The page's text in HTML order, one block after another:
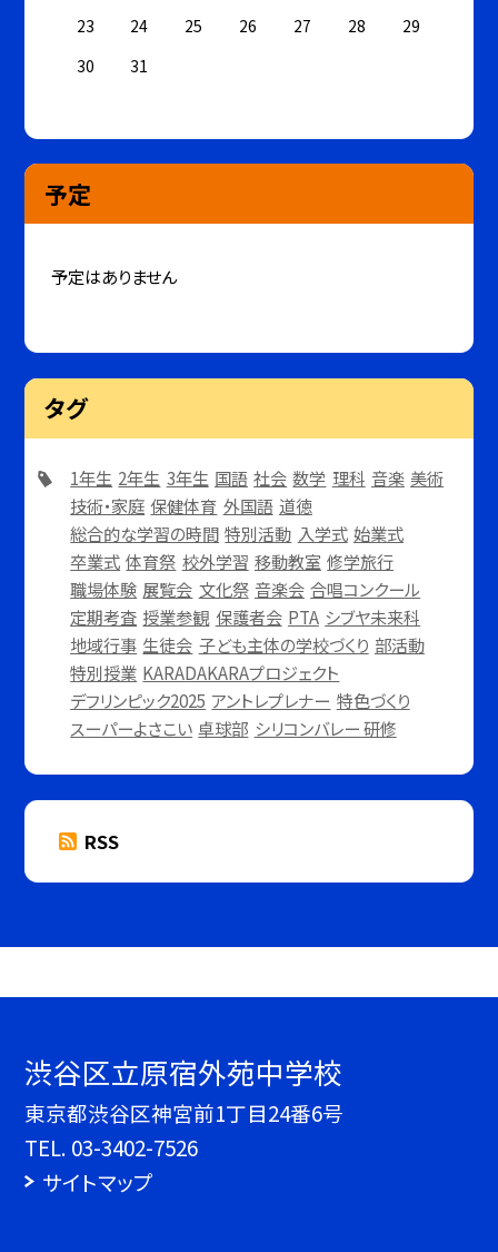
23
24 25 26 27 28
29
30
31
予定
予定はありません
タグ
1年生 2年生 3年生 国語 社会 数学 理科 音楽 美術
技術・家庭 保健体育 外国語 道徳
総合的な学習の時間 特別活動 入学式 始業式
卒業式 体育祭 校外学習 移動教室 修学旅行
職場体験 展覧会 文化祭 音楽会 合唱コンクール
定期考査 授業参観 保護者会 PTA シブヤ未来科
地域行事 生徒会 子ども主体の学校づくり 部活動
特別授業 KARADAKARAプロジェクト
デフリンピック2025 アントレプレナー 特色づくり
スーパーよさこい 卓球部 シリコンバレー 研修
RSS
渋谷区立原宿外苑中学校
東京都渋谷区神宮前1丁目24番6号
TEL. 03-3402-7526
サイトマップ